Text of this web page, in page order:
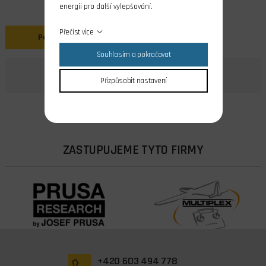
Popis
ZASTUPUJEME TYTO FIRMY
+420 603 494 778
energii pro další vylepšování.
Přečíst více
Souhlasím a pokračovat
Přizpůsobit nastavení